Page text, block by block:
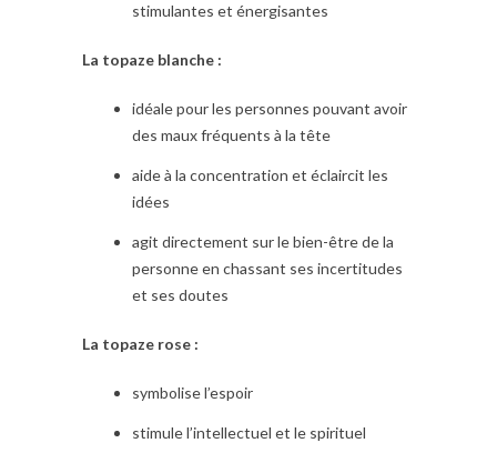
stimulantes et énergisantes
La topaze blanche :
idéale pour les personnes pouvant avoir
des maux fréquents à la tête
aide à la concentration et éclaircit les
idées
agit directement sur le bien-être de la
personne en chassant ses incertitudes
et ses doutes
La topaze rose :
symbolise l’espoir
stimule l’intellectuel et le spirituel